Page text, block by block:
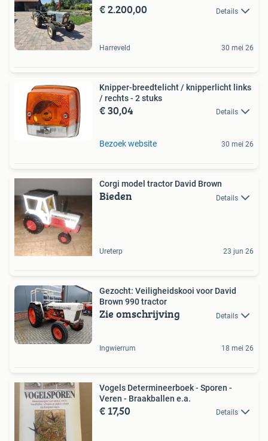
€ 2.200,00 Details
Harreveld 30 mei 26
Knipper-breedtelicht / knipperlicht links
/ rechts - 2 stuks
€ 30,04 Details
Bezoek website 30 mei 26
Corgi model tractor David Brown
Bieden Details
Ureterp 23 jun 26
Gezocht: Veiligheidskooi voor David
Brown 990 tractor
Zie omschrijving Details
Ingwierrum 18 mei 26
Vogels Determineerboek - Sporen -
Veren - Braakballen e.a.
€ 17,50 Details